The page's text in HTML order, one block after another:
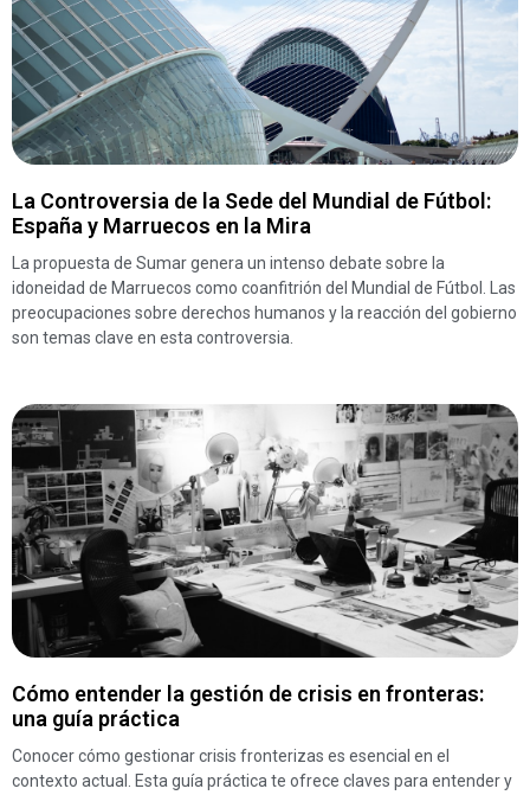
La Controversia de la Sede del Mundial de Fútbol:
España y Marruecos en la Mira
La propuesta de Sumar genera un intenso debate sobre la
idoneidad de Marruecos como coanfitrión del Mundial de Fútbol. Las
preocupaciones sobre derechos humanos y la reacción del gobierno
son temas clave en esta controversia.
Cómo entender la gestión de crisis en fronteras:
una guía práctica
Conocer cómo gestionar crisis fronterizas es esencial en el
contexto actual. Esta guía práctica te ofrece claves para entender y